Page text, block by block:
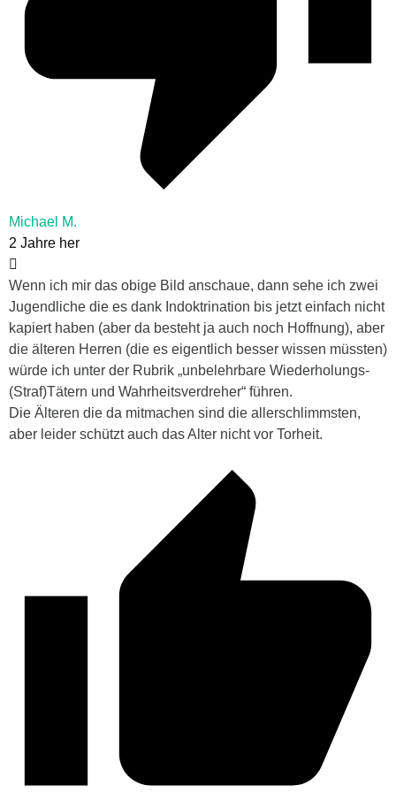
Michael M.
2 Jahre her
Wenn ich mir das obige Bild anschaue, dann sehe ich zwei
Jugendliche die es dank Indoktrination bis jetzt einfach nicht
kapiert haben (aber da besteht ja auch noch Hoffnung), aber
die älteren Herren (die es eigentlich besser wissen müssten)
würde ich unter der Rubrik „unbelehrbare Wiederholungs-
(Straf)Tätern und Wahrheitsverdreher“ führen.
Die Älteren die da mitmachen sind die allerschlimmsten,
aber leider schützt auch das Alter nicht vor Torheit.